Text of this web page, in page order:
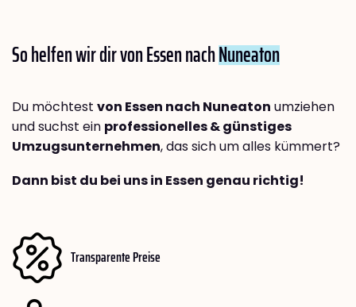
So helfen wir dir von Essen nachNuneaton
Du möchtest von Essen nach Nuneaton umziehen
und suchst ein professionelles & günstiges
Umzugsunternehmen, das sich um alles kümmert?
Dann bist du bei uns in Essen genau richtig!
Transparente Preise